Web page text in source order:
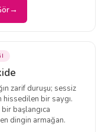
zarif duruşu; sessiz
hissedilen bir saygı.
başlangıca
dingin armağan.